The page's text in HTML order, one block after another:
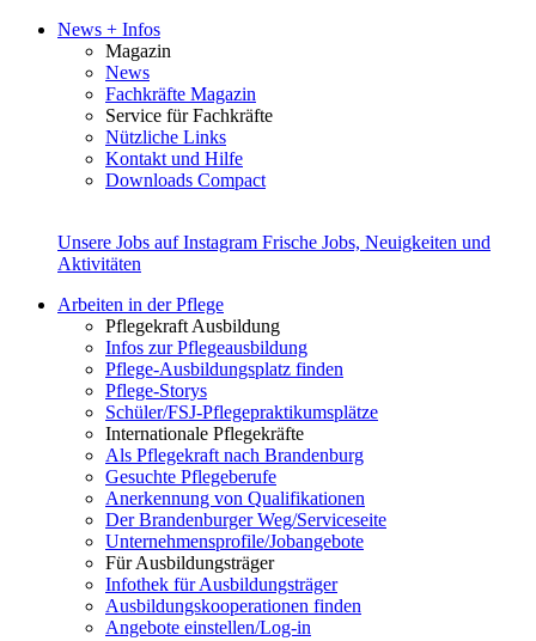
News + Infos
Magazin
News
Fachkräfte Magazin
Service für Fachkräfte
Nützliche Links
Kontakt und Hilfe
Downloads Compact
Unsere Jobs auf Instagram Frische Jobs, Neuigkeiten und
Aktivitäten
Arbeiten in der Pflege
Pflegekraft Ausbildung
Infos zur Pflegeausbildung
Pflege-Ausbildungsplatz finden
Pflege-Storys
Schüler/FSJ-Pflegepraktikumsplätze
Internationale Pflegekräfte
Als Pflegekraft nach Brandenburg
Gesuchte Pflegeberufe
Anerkennung von Qualifikationen
Der Brandenburger Weg/Serviceseite
Unternehmensprofile/Jobangebote
Für Ausbildungsträger
Infothek für Ausbildungsträger
Ausbildungskooperationen finden
Angebote einstellen/Log-in